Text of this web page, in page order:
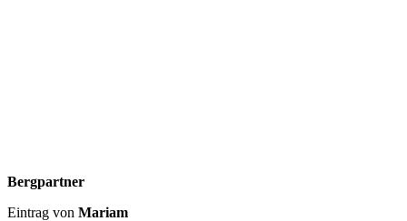
Bergpartner
Eintrag von Mariam